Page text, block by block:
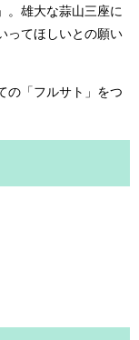
。雄大な蒜山三座に
ってほしいとの願い
の「フルサト」をつ